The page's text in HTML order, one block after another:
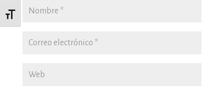
Alternar tamaño de letra